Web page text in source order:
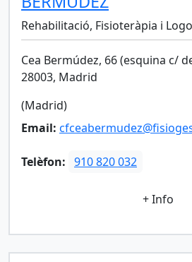
Rehabilitació, Fisioteràpia i
Cea Bermúdez, 66 (esquina c/
28003, Madrid
(Madrid)
Email:
Telèfon: 910 820 032
+ Info